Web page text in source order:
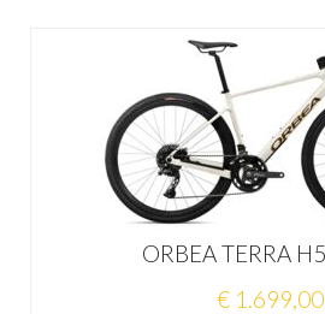
ORBEA TERRA
€ 1.699,00